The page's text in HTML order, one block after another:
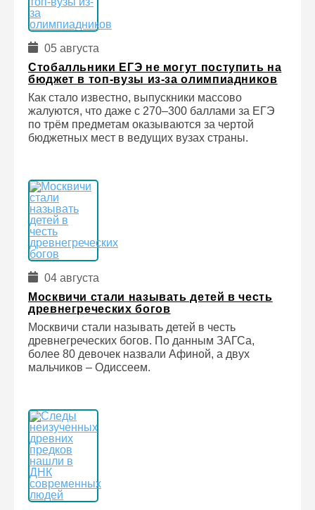
05 августа
Стобалльники ЕГЭ не могут поступить на
бюджет в топ-вузы из-за олимпиадников
Как стало известно, выпускники массово
жалуются, что даже с 270–300 баллами за ЕГЭ
по трём предметам оказываются за чертой
бюджетных мест в ведущих вузах страны.
04 августа
Москвичи стали называть детей в честь
древнегреческих богов
Москвичи стали называть детей в честь
древнегреческих богов. По данным ЗАГСа,
более 80 девочек назвали Афиной, а двух
мальчиков – Одиссеем.